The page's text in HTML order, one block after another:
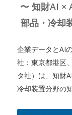
〜 知財AI ×
部品・冷却
企業データとAI
社：東京都港区
タ社）は、知財
冷却装置分野の